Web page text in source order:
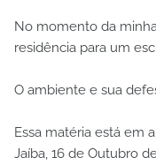
No momento da
residência para um
O ambiente e sua
Essa matéria está em
Jaíba, 16 de Outubro